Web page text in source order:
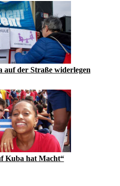
auf der Straße widerlegen
Kuba hat Macht“